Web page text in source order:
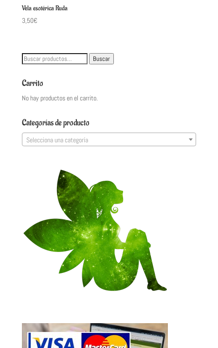
Vela esotérica Ruda
3,50€
Buscar
Buscar
Carrito
No hay productos en el carrito.
Categorías de producto
Selecciona una categoría